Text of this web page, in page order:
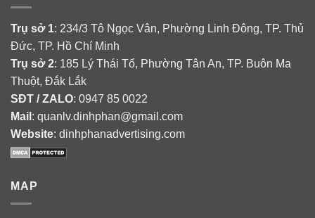
Trụ sở 1: 234/3 Tô Ngọc Vân, Phường Linh Đông, TP. Thủ
Đức, TP. Hồ Chí Minh
Trụ sở 2: 185 Lý Thái Tổ, Phường Tân An, TP. Buôn Ma
Thuột, Đắk Lắk
SĐT / ZALO: 0947 85 0022
Mail : quanlv.dinhphan@gmail.com
Website: dinhphanadvertising.com
MAP